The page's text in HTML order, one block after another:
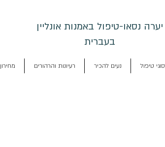
יערה נסאו-טיפול באמנות אונליין
בעברית
סוגי טיפול נעים להכיר רעיונות והרהורים מחירון